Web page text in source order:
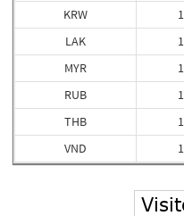
KRW
LAK
MYR
RUB
THB
VND
1
1
1
1
1
1